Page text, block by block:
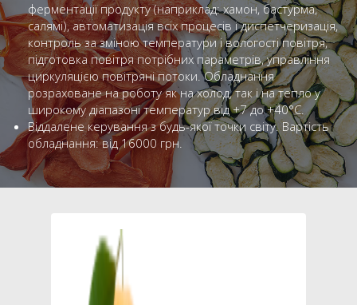
ферментації продукту (наприклад: хамон, бастурма,
салямі), автоматизація всіх процесів і диспетчеризація,
контроль за зміною температури і вологості повітря,
підготовка повітря потрібних параметрів, управління
циркуляцією повітряні потоки. Обладнання
розраховане на роботу як на холод, так і на тепло у
широкому діапазоні температур від +7 до +40°C.
Віддалене керування з будь-якої точки світу. Вартість
обладнання: від 16000 грн.